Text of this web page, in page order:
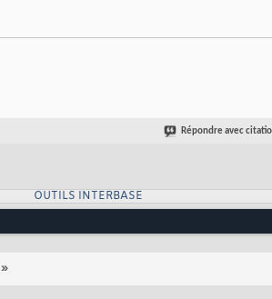
Répondre avec
OUTILS INTERBASE
»